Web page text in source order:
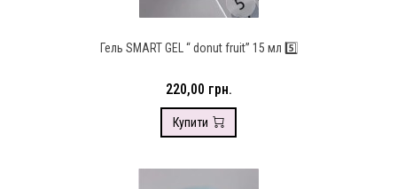
Гель SMART GEL “ donut fruit” 15 мл 5️⃣
220,00 грн.
Купити